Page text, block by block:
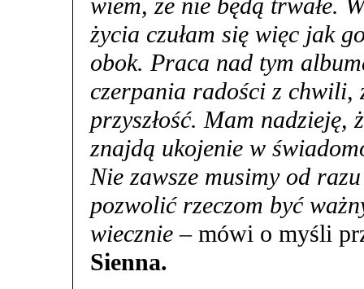
wiem, że nie będą trwałe.
życia czułam się więc jak
obok. Praca nad tym
czerpania radości z chwili,
przyszłość. Mam nadzieję,
znajdą ukojenie w
Nie zawsze musimy od
pozwolić rzeczom być
wiecznie– mówi o myśli
Sienna.